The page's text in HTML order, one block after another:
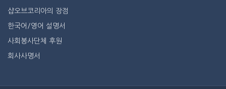
샵오브코리아의 장점
한국어/영어 설명서
사회봉사단체 후원
회사사명서